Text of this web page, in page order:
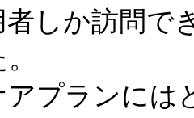
者しか訪問で
アプランには